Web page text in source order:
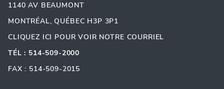
1140 AV BEAUMONT
MONTRÉAL, QUÉBEC H3P 3P1
CLIQUEZ ICI POUR VOIR NOTRE COURRIEL
TÉL : 514-509-2000
FAX : 514-509-2015